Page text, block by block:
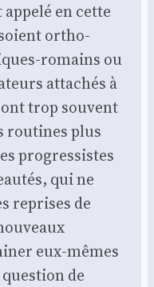
appe­lé en cette
soient ortho­
romains ou
atta­chés à
trop sou­vent
rou­tines plus
pro­gres­sistes
qui ne
reprises de
eux-mêmes
de